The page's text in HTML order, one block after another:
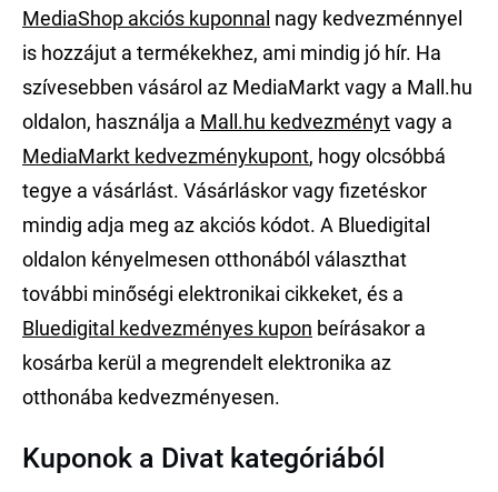
MediaShop akciós kuponnal nagy kedvezménnyel
is hozzájut a termékekhez, ami mindig jó hír. Ha
szívesebben vásárol az MediaMarkt vagy a Mall.hu
oldalon, használja a Mall.hu kedvezménytvagy a
MediaMarkt kedvezménykupont, hogy olcsóbbá
tegye a vásárlást. Vásárláskor vagy fizetéskor
mindig adja meg az akciós kódot. A Bluedigital
oldalon kényelmesen otthonából választhat
további minőségi elektronikai cikkeket, és a
Bluedigital kedvezményes kupon beírásakor a
kosárba kerül a megrendelt elektronika az
otthonába kedvezményesen.
Kuponok a Divat kategóriából